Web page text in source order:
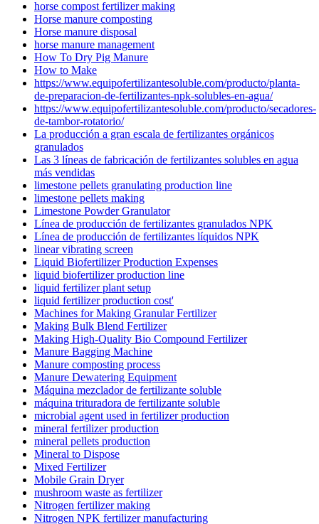
horse compost fertilizer making
Horse manure composting
Horse manure disposal
horse manure management
How To Dry Pig Manure
How to Make
https://www.equipofertilizantesoluble.com/producto/planta-
de-preparacion-de-fertilizantes-npk-solubles-en-agua/
https://www.equipofertilizantesoluble.com/producto/secadores-
de-tambor-rotatorio/
La producción a gran escala de fertilizantes orgánicos
granulados
Las 3 líneas de fabricación de fertilizantes solubles en agua
más vendidas
limestone pellets granulating production line
limestone pellets making
Limestone Powder Granulator
Línea de producción de fertilizantes granulados NPK
Línea de producción de fertilizantes líquidos NPK
linear vibrating screen
Liquid Biofertilizer Production Expenses
liquid biofertilizer production line
liquid fertilizer plant setup
liquid fertilizer production cost'
Machines for Making Granular Fertilizer
Making Bulk Blend Fertilizer
Making High-Quality Bio Compound Fertilizer
Manure Bagging Machine
Manure composting process
Manure Dewatering Equipment
Máquina mezclador de fertilizante soluble
máquina trituradora de fertilizante soluble
microbial agent used in fertilizer production
mineral fertilizer production
mineral pellets production
Mineral to Dispose
Mixed Fertilizer
Mobile Grain Dryer
mushroom waste as fertilizer
Nitrogen fertilizer making
Nitrogen NPK fertilizer manufacturing